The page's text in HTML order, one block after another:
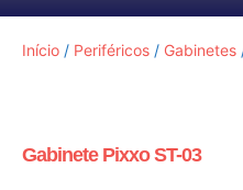
Início / Periféricos / Gabinetes
Gabinete Pixxo ST-03